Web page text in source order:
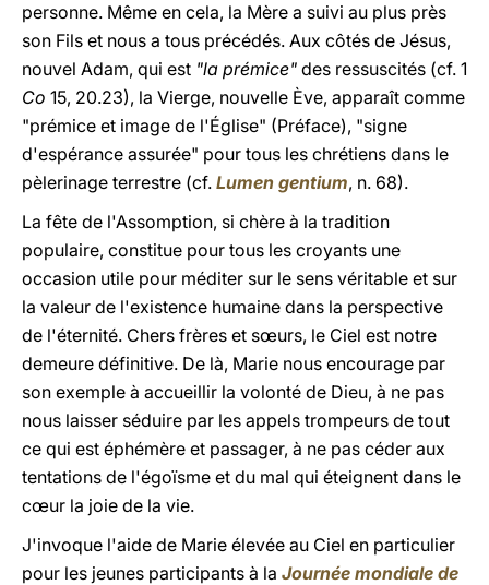
personne. Même en cela, la Mère a suivi au plus près
son Fils et nous a tous précédés. Aux côtés de Jésus,
nouvel Adam, qui est "la prémice" des ressuscités (cf. 1
Co 15, 20.23), la Vierge, nouvelle Ève, apparaît comme
"prémice et image de l'Église" (Préface), "signe
d'espérance assurée" pour tous les chrétiens dans le
pèlerinage terrestre (cf. Lumen gentium, n. 68).
La fête de l'Assomption, si chère à la tradition
populaire, constitue pour tous les croyants une
occasion utile pour méditer sur le sens véritable et sur
la valeur de l'existence humaine dans la perspective
de l'éternité. Chers frères et sœurs, le Ciel est notre
demeure définitive. De là, Marie nous encourage par
son exemple à accueillir la volonté de Dieu, à ne pas
nous laisser séduire par les appels trompeurs de tout
ce qui est éphémère et passager, à ne pas céder aux
tentations de l'égoïsme et du mal qui éteignent dans le
cœur la joie de la vie.
J'invoque l'aide de Marie élevée au Ciel en particulier
pour les jeunes participants à la Journée mondiale de